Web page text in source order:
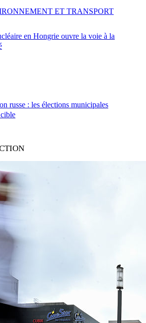
en Hongrie ouvre la voie à la
ET TRANSPORT
russe : les élections municipales